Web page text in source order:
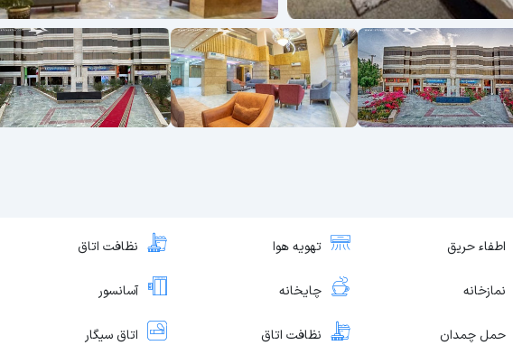
اطفاء حریق تهویه هوا نظافت اتاق
نمازخانه چایخانه آسانسور
حمل چمدان نظافت اتاق اتاق سیگار